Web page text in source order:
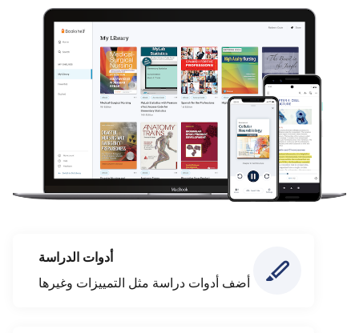
أدوات الدراسة
أضف أدوات دراسة مثل التمييزات وغيرها